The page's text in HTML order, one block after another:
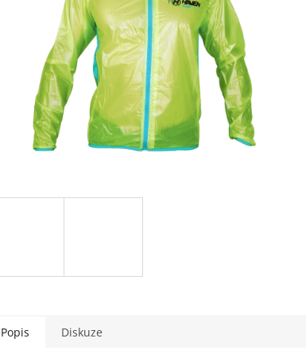
Popis Diskuze